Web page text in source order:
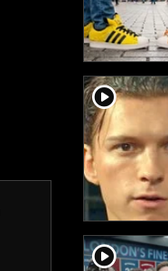
player2
player2